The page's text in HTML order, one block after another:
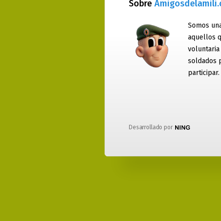
Sobre
Somos
aquellos
voluntaria
soldados
participar.
Desarrollado por